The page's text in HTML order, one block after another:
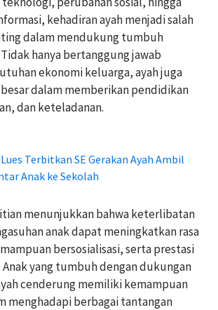
kehadiran ayah menjadi salah
dalam mendukung tumbuh
hanya bertanggung jawab
ekonomi keluarga, ayah juga
dalam memberikan pendidikan
dan keteladanan.
Terbitkan SE Gerakan Ayah Ambil
Anak ke Sekolah
menunjukkan bahwa keterlibatan
anak dapat meningkatkan rasa
bersosialisasi, serta prestasi
Anak yang tumbuh dengan dukungan
cenderung memiliki kemampuan
menghadapi berbagai tantangan